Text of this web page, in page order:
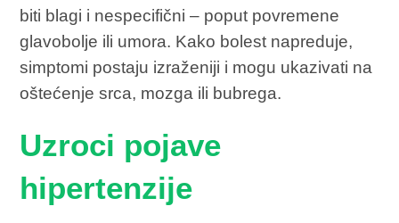
biti blagi i nespecifični – poput povremene
glavobolje ili umora. Kako bolest napreduje,
simptomi postaju izraženiji i mogu ukazivati na
oštećenje srca, mozga ili bubrega.
Uzroci pojave
hipertenzije